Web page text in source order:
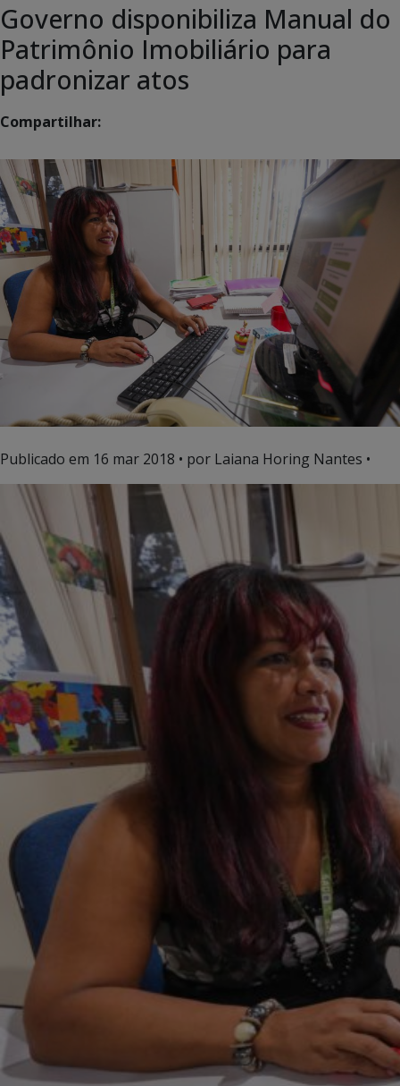
Governo disponibiliza Manual do
Patrimônio Imobiliário para
padronizar atos
Compartilhar:
Publicado em 16 mar 2018 • por Laiana Horing Nantes •